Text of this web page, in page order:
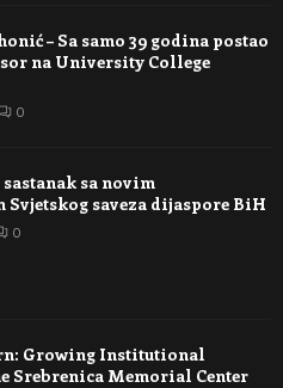
– Sa samo 39 godina postao
na University College
0
sa novim
Svjetskog saveza dijaspore BiH
0
Growing Institutional
Srebrenica Memorial Center